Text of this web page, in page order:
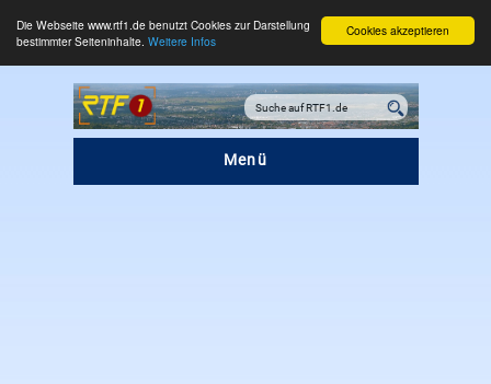
Cookies akzeptieren
Die Webseite www.rtf1.de benutzt Cookies zur Darstellung
bestimmter Seiteninhalte. Weitere Infos
Menü